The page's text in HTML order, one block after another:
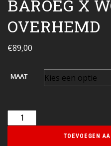
BAROEG X
OVERHEMD
€89,00
MAAT
TOEVOEGEN